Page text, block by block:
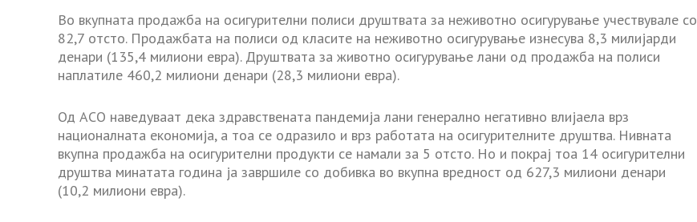
Во вкупната продажба на осигурителни полиси друштвата за неживотно осигурување учествувале со
82,7 отсто. Продажбата на полиси од класите на неживотно осигурување изнесува 8,3 милијарди
денари (135,4 милиони евра). Друштвата за животно осигурување лани од продажба на полиси
наплатиле 460,2 милиони денари (28,3 милиони евра).
Од АСО наведуваат дека здравствената пандемија лани генерално негативно влијаела врз
националната економија, а тоа се одразило и врз работата на осигурителните друштва. Нивната
вкупна продажба на осигурителни продукти се намали за 5 отсто. Но и покрај тоа 14 осигурителни
друштва минатата година ја завршиле со добивка во вкупна вредност од 627,3 милиони денари
(10,2 милиони евра).